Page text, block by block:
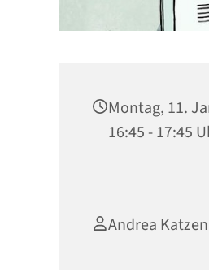
Montag, 11.
16:45 - 17:45
Andrea